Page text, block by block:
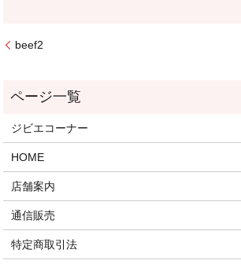
beef2
ジビエコーナー
HOME
店舗案内
通信販売
特定商取引法